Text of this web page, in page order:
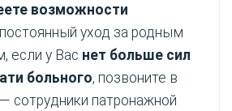
возможности
уход за родным
если у Вас нет больше сил
больного, позвоните в
сотрудники патронажной